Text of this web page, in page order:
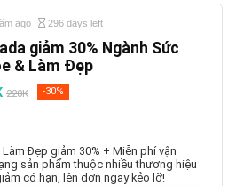
ago 296 days left
giảm 30% Ngành Sức
& Làm Đẹp
220K -30%
Đẹp giảm 30% + Miễn phí vận
sản phẩm thuộc nhiều thương hiệu
có hạn, lên đơn ngay kẻo lỡ!